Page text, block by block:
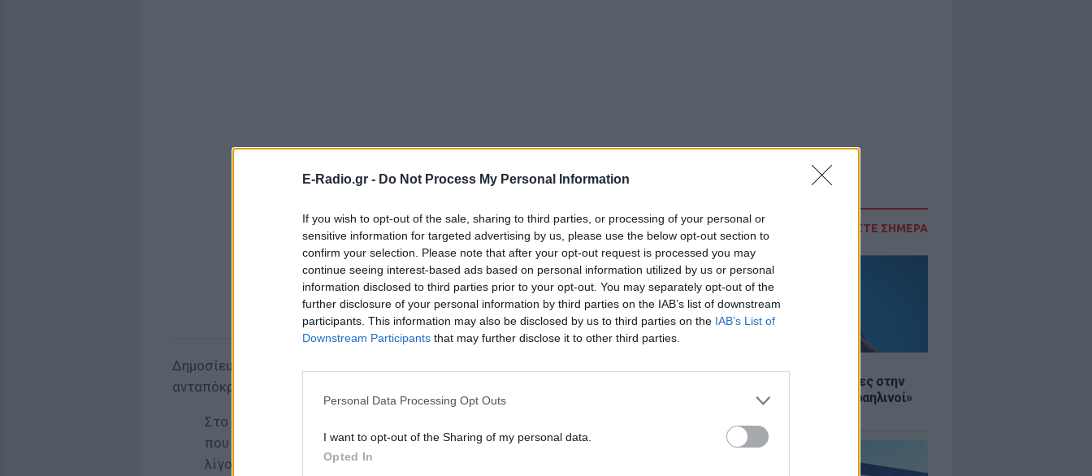
E-Radio.gr - Do Not Process My Personal Information
If you wish to opt-out of the sale, sharing to third parties, or processing of your personal or
sensitive information for targeted advertising by us, please use the below opt-out section to
confirm your selection. Please note that after your opt-out request is processed you may
continue seeing interest-based ads based on personal information utilized by us or personal
information disclosed to third parties prior to your opt-out. You may separately opt-out of the
further disclosure of your personal information by third parties on the IAB’s list of downstream
participants. This information may also be disclosed by us to third parties on the IAB’s List of
Downstream Participants that may further disclose it to other third parties.
Personal Data Processing Opt Outs
I want to opt-out of the Sharing of my personal data.
Opted In
ΔΙΑΒΑΣΤΕ ΣΗΜΕΡΑ
Ισραηλινό ΥΠΕΞ προς τουρίστες στην
Ελλάδα: «Κρύψτε ότι είστε Ισραηλινοί»
Δημοσίευση χρήστη του Χ (πρώην twitter) που ήταν έξαλλος με το ύφος της
ανταπόκρισης:
Στο σημείο αυτό να σημειώσουμε πως η δημοσιογράφος της ΕΡΤ
που φαίνεται να χαίρεται ανάμεσα με Ισραηλινούς στρατιώτες
λίγο πριν τη χερσαία επίθεση είναι η Ευτυχία Πενταράκη,